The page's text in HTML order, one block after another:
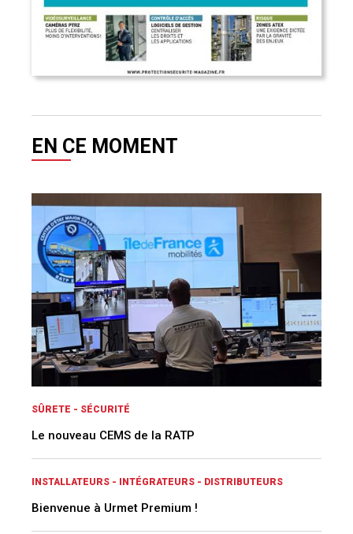
EN CE MOMENT
SÛRETE - SÉCURITÉ
Le nouveau CEMS de la RATP
INSTALLATEURS - INTÉGRATEURS - DISTRIBUTEURS
Bienvenue à Urmet Premium !